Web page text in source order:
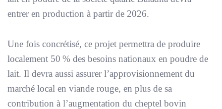
entrer en production à partir de 2026.
Une fois concrétisé, ce projet permettra de produire
localement 50 % des besoins nationaux en poudre de
lait. Il devra aussi assurer l’approvisionnement du
marché local en viande rouge, en plus de sa
contribution à l’augmentation du cheptel bovin